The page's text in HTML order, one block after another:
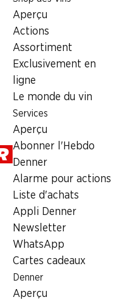
Aperçu
Actions
Assortiment
Exclusivement en
ligne
Le monde du vin
Services
Aperçu
Abonner l'Hebdo
Denner
Alarme pour actions
Liste d'achats
Appli Denner
Newsletter
WhatsApp
Cartes cadeaux
Denner
Aperçu
1026103
ont également
Kraft
7.95